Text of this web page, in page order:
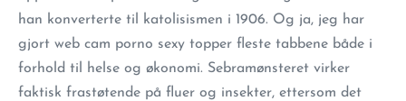
han konverterte til katolisismen i 1906. Og ja, jeg har
gjort web cam porno sexy topper fleste tabbene både i
forhold til helse og økonomi. Sebramønsteret virker
faktisk frastøtende på fluer og insekter, ettersom det